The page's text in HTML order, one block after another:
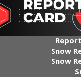
Snow
Snow